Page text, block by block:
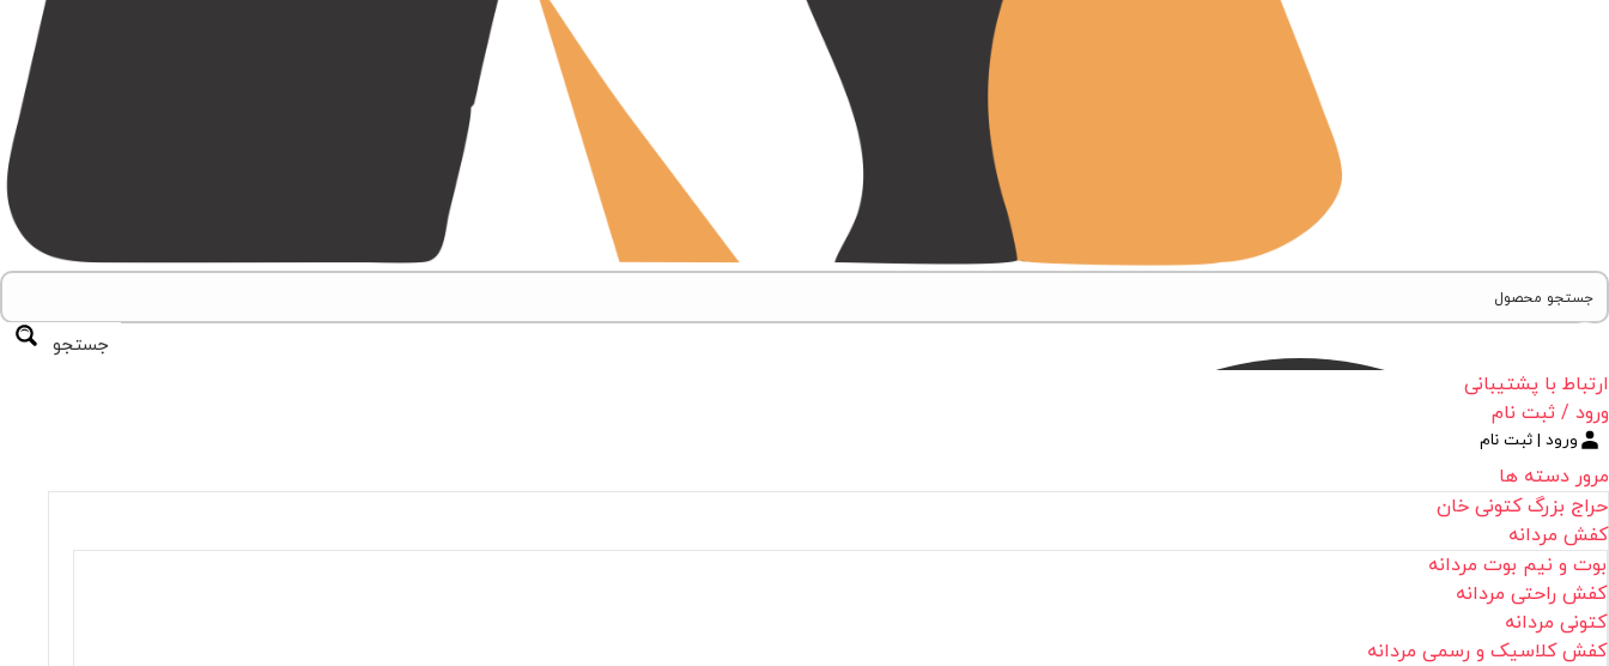
جستجو
ارتباط با پشتیبانی
ورود / ثبت نام
ورود | ثبت نام
مرور دسته ها
حراج بزرگ کتونی خان
کفش مردانه
بوت و نیم بوت مردانه
کفش راحتی مردانه
کتونی مردانه
کفش کلاسیک و رسمی مردانه